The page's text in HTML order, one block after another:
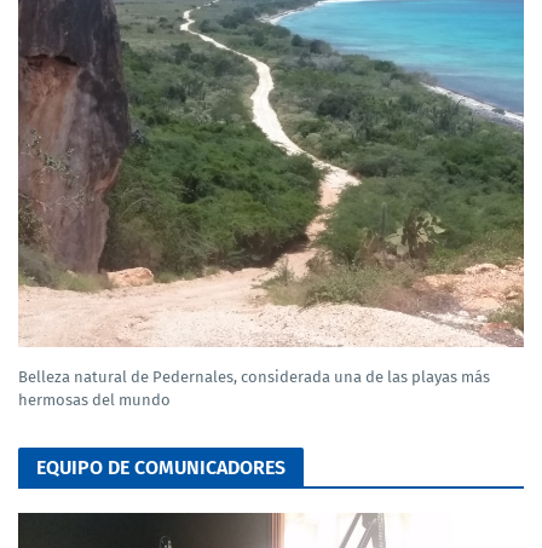
Belleza natural de Pedernales, considerada una de las playas más
hermosas del mundo
EQUIPO DE COMUNICADORES